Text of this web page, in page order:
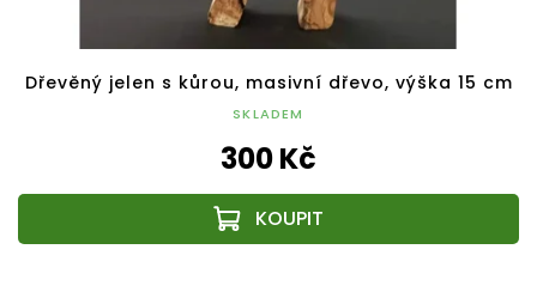
Dřevěný jelen s kůrou, masivní dřevo, výška 15 cm
SKLADEM
300 Kč